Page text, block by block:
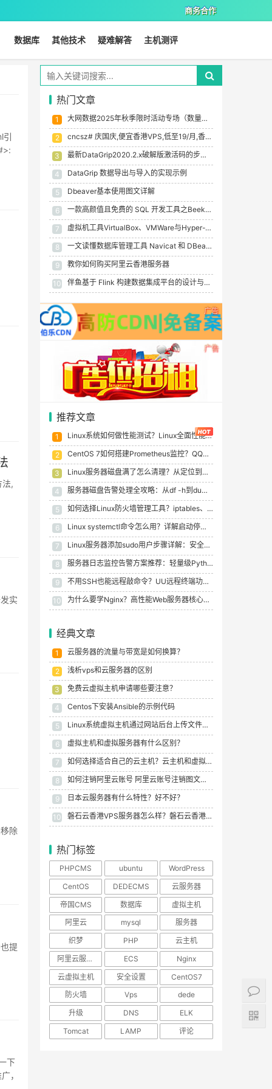
商务合作
数据库 其他技术 疑难解答 主机测评
引
法,
实
除
提
下
，
热门文章
1 大网数据2025年秋季限时活动专场（数量有限，售完即止）-便宜国内香港韩国VPS
2 cncsz# 庆国庆,便宜香港VPS,低至19/月,香港/美国站群首月半价,e52670*2 32g 1tssd 8c 699/月，物理机双e5固态盘399/月起
3 最新DataGrip2020.2.x破解版激活码的步骤详解(支持Mac/Windows/Linux)
4 DataGrip 数据导出与导入的实现示例
5 Dbeaver基本使用图文详解
6 一款高颜值且免费的 SQL 开发工具之Beekeeper Studio详解
7 虚拟机工具VirtualBox、VMWare与Hyper-V大比拼
8 一文读懂数据库管理工具 Navicat 和 DBeaver
9 教你如何购买阿里云香港服务器
10 伴鱼基于 Flink 构建数据集成平台的设计与实现
广告
广告
推荐文章
1 Linux系统如何做性能测试？Linux全面性能测试指南
2 CentOS 7如何搭建Prometheus监控？QQ邮箱告警配置详细步骤
3 Linux服务器磁盘满了怎么清理？从定位到根治的完整流程（实例）
4 服务器磁盘告警处理全攻略：从df -h到du、find、ncdu的完整排查流程
5 如何选择Linux防火墙管理工具？iptables、firewalld、UFW对比详解
6 Linux systemctl命令怎么用？详解启动停止重启服务及状态检查
7 Linux服务器添加sudo用户步骤详解：安全授权与常见问题
8 服务器日志监控告警方案推荐：轻量级Python脚本搭配钉钉推送
9 不用SSH也能远程敲命令？UU远程终端功能体验
10 为什么要学Nginx？高性能Web服务器核心价值与应用场景
经典文章
1 云服务器的流量与带宽是如何换算？
2 浅析vps和云服务器的区别
3 免费云虚拟主机申请哪些要注意？
4 Centos下安装Ansible的示例代码
5 Linux系统虚拟主机通过网站后台上传文件报错处理方法
6 虚拟主机和虚拟服务器有什么区别？
7 如何选择适合自己的云主机？云主机和虚拟主机有何不同？
8 如何注销阿里云账号 阿里云账号注销图文教程
9 日本云服务器有什么特性？好不好？
10 磐石云香港VPS服务器怎么样？磐石云香港VPS CN2线路测评
热门标签
PHPCMS ubuntu
WordPress
CentOS
DEDECMS
云服务器
帝国CMS
数据库
虚拟主机
阿里云
mysql
服务器
织梦
PHP
云主机
阿里云服务器
ECS
Nginx
云虚拟主机
安全设置
CentOS7
防火墙
Vps
dede
升级
DNS
ELK
Tomcat
LAMP 评论